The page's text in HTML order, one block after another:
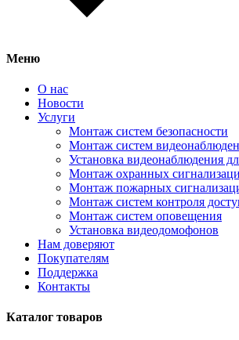
Меню
О нас
Новости
Услуги
Монтаж систем безопасности
Монтаж систем
Установка видеонаблюдения
Монтаж охранных
Монтаж пожарных
Монтаж систем контроля
Монтаж систем оповещения
Установка видеодомофонов
Нам доверяют
Покупателям
Поддержка
Контакты
Каталог товаров